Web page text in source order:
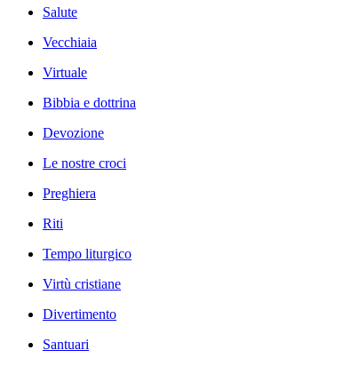
Salute
Vecchiaia
Virtuale
Bibbia e dottrina
Devozione
Le nostre croci
Preghiera
Riti
Tempo liturgico
Virtù cristiane
Divertimento
Santuari